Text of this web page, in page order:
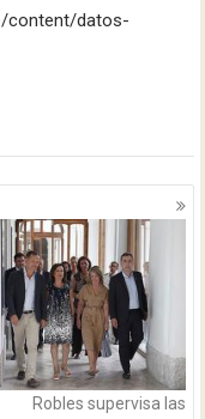
content/datos-
Robles supervisa las